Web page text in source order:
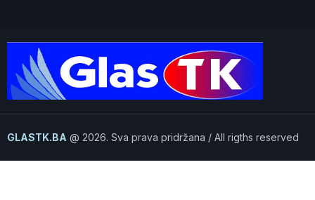
GLASTK.BA @ 2026. Sva prava pridržana / All rigths reserved